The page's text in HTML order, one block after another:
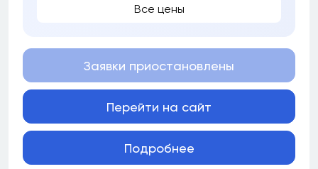
Все цены
Заявки приостановлены
Перейти на сайт
Подробнее